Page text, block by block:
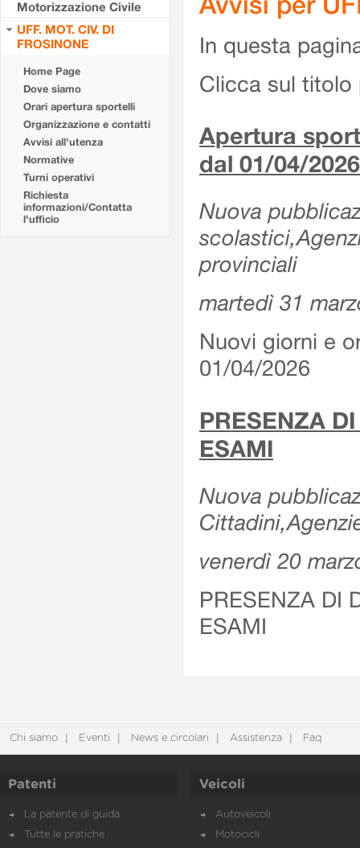
Motorizzazione Civile
UFF. MOT. CIV. DI
FROSINONE
Home Page
Dove siamo
Orari apertura sportelli
Organizzazione e contatti
Avvisi all'utenza
Normative
Turni operativi
Richiesta
informazioni/Contatta
l'ufficio
In questa
Clicca sul titolo
Apertura
dal 01/04/2026
Nuova
provinciali
martedì 31
Nuovi giorni e
01/04/2026
PRESENZA
ESAMI
Nuova
venerdì 20
PRESENZA DI
ESAMI
Chi siamo Eventi News e circolari Assistenza Faq
Patenti
La patente di guida
Tutte le pratiche
Veicoli
Autoveicoli
Motocicli